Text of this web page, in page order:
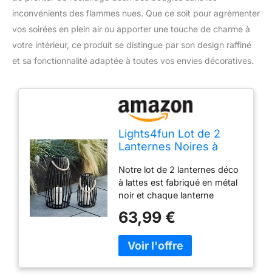
inconvénients des flammes nues. Que ce soit pour agrémenter
vos soirées en plein air ou apporter une touche de charme à
votre intérieur, ce produit se distingue par son design raffiné
et sa fonctionnalité adaptée à toutes vos envies décoratives.
Lights4fun Lot de 2
Lanternes Noires à
Bougies TruGlow® LED
Blanc Chaud Déco
Jardin pour Intérieur et
Extérieur
Notre lot de 2 lanternes déco
à lattes est fabriqué en métal
noir et chaque lanterne
respectivement 45cm en
hauteur et 25cm en diamètre
et 29cm en hauteur et 18cm
en diamètre 2 bougies LED
blanc chaud de notre gamme
63,99 €